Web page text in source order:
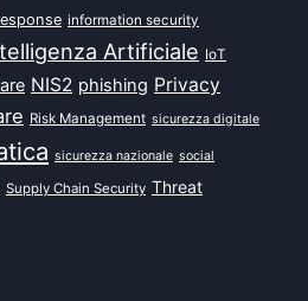
information security
Artificiale IoT
NIS2 phishing Privacy
Risk Management sicurezza digitale
sicurezza nazionale social
Supply Chain Security Threat